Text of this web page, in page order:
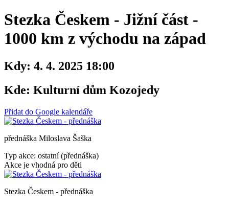
Stezka Českem - Jižní část -
1000 km z východu na západ
Kdy: 4. 4. 2025 18:00
Kde: Kulturní dům Kozojedy
Přidat do Google kalendáře
přednáška Miloslava Šaška
Typ akce: ostatní (přednáška)
Akce je vhodná pro děti
Stezka Českem - přednáška